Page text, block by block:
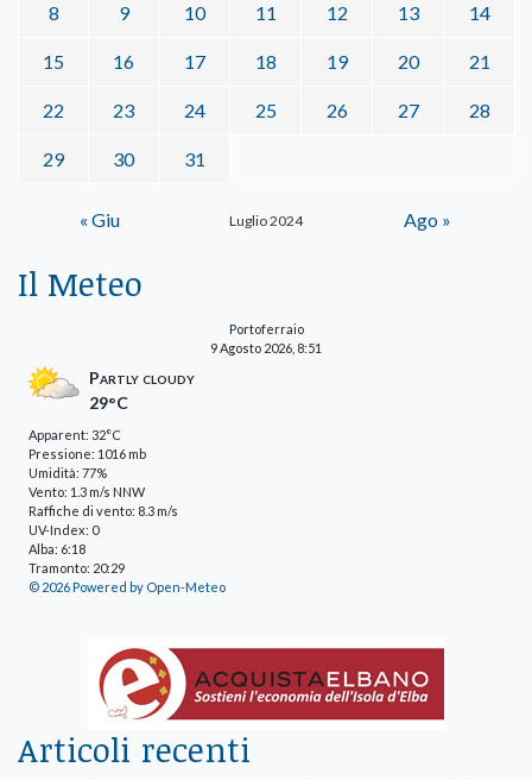
Luglio 2024
8 9 10 11 12 13 14
15 16 17 18 19 20 21
22 23 24 25 26 27 28
29 30 31
« Giu Ago »
Il Meteo
Portoferraio
9 Agosto 2026, 8:51
Partly cloudy
29°C
Apparent: 32°C
Pressione: 1016 mb
Umidità: 77%
Vento: 1.3 m/s NNW
Raffiche di vento: 8.3 m/s
UV-Index: 0
Alba: 6:18
Tramonto: 20:29
© 2026 Powered by Open-Meteo
Articoli recenti